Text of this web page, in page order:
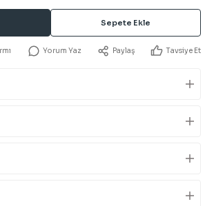
Sepete Ekle
Yorum Yaz Paylaş Tavsiye Et